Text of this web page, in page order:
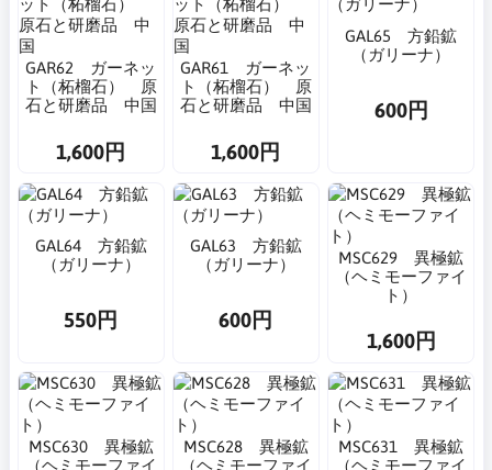
GAR62 ガーネッ
ト（柘榴石） 原
石と研磨品 中国
1,600円
GAR61 ガーネッ
ト（柘榴石） 原
石と研磨品 中国
1,600円
GAL65 方鉛鉱
（ガリーナ）
600円
GAL64 方鉛鉱
（ガリーナ）
550円
GAL63 方鉛鉱
（ガリーナ）
600円
MSC629 異極鉱
（ヘミモーファイ
ト）
1,600円
MSC630 異極鉱
（ヘミモーファイ
MSC628 異極鉱
（ヘミモーファイ
MSC631 異極鉱
（ヘミモーファイ